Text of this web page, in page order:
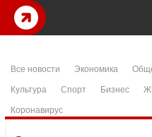
Все новости Экономика
Культура
Спорт Бизнес
Коронавирус